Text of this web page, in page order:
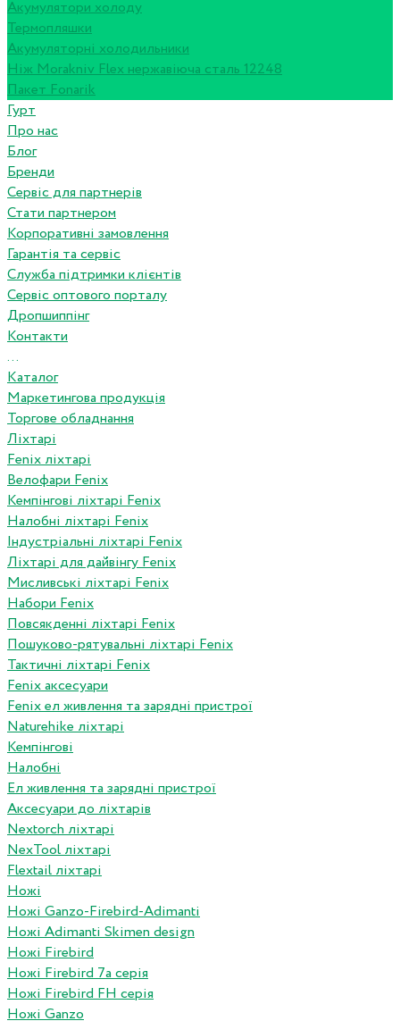
Акумулятори холоду
Термопляшки
Акумуляторні холодильники
Ніж Morakniv Flex нержавіюча сталь 12248
Пакет Fonarik
Гурт
Про нас
Блог
Бренди
Сервіс для партнерів
Стати партнером
Корпоративні замовлення
Гарантія та сервіс
Служба підтримки клієнтів
Сервіс оптового порталу
Дропшиппінг
Контакти
...
Каталог
Маркетингова продукція
Торгове обладнання
Ліхтарі
Fenix ліхтарі
Велофари Fenix
Кемпінгові ліхтарі Fenix
Налобні ліхтарі Fenix
Індустріальні ліхтарі Fenix
Ліхтарі для дайвінгу Fenix
Мисливські ліхтарі Fenix
Набори Fenix
Повсякденні ліхтарі Fenix
Пошуково-рятувальні ліхтарі Fenix
Тактичні ліхтарі Fenix
Fenix аксесуари
Fenix ел живлення та зарядні пристрої
Naturehike ліхтарі
Кемпінгові
Налобні
Ел живлення та зарядні пристрої
Аксесуари до ліхтарів
Nextorch ліхтарі
NexTool ліхтарі
Flextail ліхтарі
Ножі
Ножі Ganzo-Firebird-Adimanti
Ножі Adimanti Skimen design
Ножі Firebird
Ножі Firebird 7а серія
Ножі Firebird FH серія
Ножі Ganzo